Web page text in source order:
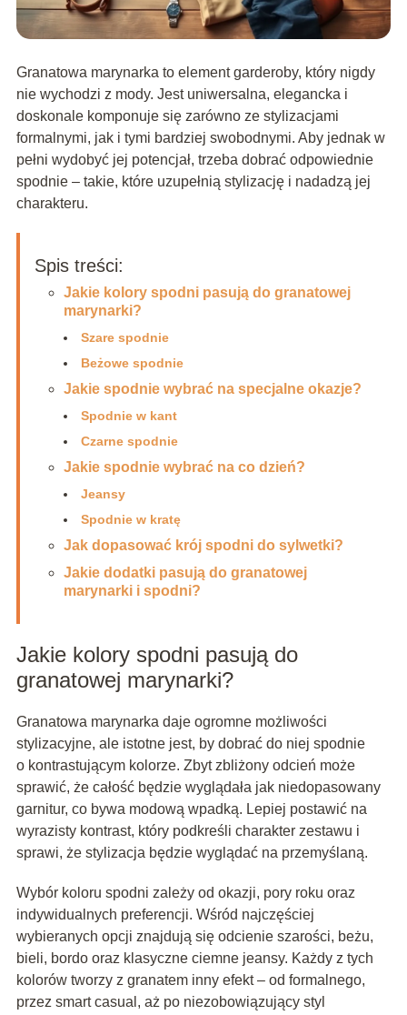
Granatowa marynarka to element garderoby, który nigdy
nie wychodzi z mody. Jest uniwersalna, elegancka i
doskonale komponuje się zarówno ze stylizacjami
formalnymi, jak i tymi bardziej swobodnymi. Aby jednak w
pełni wydobyć jej potencjał, trzeba dobrać odpowiednie
spodnie – takie, które uzupełnią stylizację i nadadzą jej
charakteru.
Spis treści:
Jakie kolory spodni pasują do granatowej
marynarki?
Szare spodnie
Beżowe spodnie
Jakie spodnie wybrać na specjalne okazje?
Spodnie w kant
Czarne spodnie
Jakie spodnie wybrać na co dzień?
Jeansy
Spodnie w kratę
Jak dopasować krój spodni do sylwetki?
Jakie dodatki pasują do granatowej
marynarki i spodni?
Jakie kolory spodni pasują do
granatowej marynarki?
Granatowa marynarka daje ogromne możliwości
stylizacyjne, ale istotne jest, by dobrać do niej spodnie
o kontrastującym kolorze. Zbyt zbliżony odcień może
sprawić, że całość będzie wyglądała jak niedopasowany
garnitur, co bywa modową wpadką. Lepiej postawić na
wyrazisty kontrast, który podkreśli charakter zestawu i
sprawi, że stylizacja będzie wyglądać na przemyślaną.
Wybór koloru spodni zależy od okazji, pory roku oraz
indywidualnych preferencji. Wśród najczęściej
wybieranych opcji znajdują się odcienie szarości, beżu,
bieli, bordo oraz klasyczne ciemne jeansy. Każdy z tych
kolorów tworzy z granatem inny efekt – od formalnego,
przez smart casual, aż po niezobowiązujący styl